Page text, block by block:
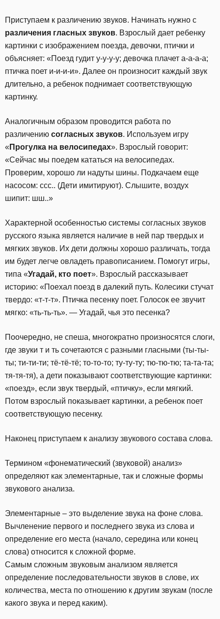
Приступаем к различению звуков. Начинать нужно с
различения гласных звуков. Взрослый дает ребенку
картинки с изображением поезда, девочки, птички и
объясняет: «Поезд гудит у-у-у-у; девочка плачет а-а-а-а;
птичка поет и-и-и-и». Далее он произносит каждый звук
длительно, а ребенок поднимает соответствующую
картинку.
Аналогичным образом проводится работа по
различению согласных звуков. Используем игру
« Прогулка на велосипедах». Взрослый говорит:
«Сейчас мы поедем кататься на велосипедах.
Проверим, хорошо ли надуты шины. Подкачаем еще
насосом: ссс.. (Дети имитируют). Слышите, воздух
шипит: шш..»
Характерной особенностью системы согласных звуков
русского языка является наличие в ней пар твердых и
мягких звуков. Их дети должны хорошо различать, тогда
им будет легче овладеть правописанием. Помогут игры,
типа «Угадай, кто поет». Взрослый рассказывает
историю: «Поехал поезд в далекий путь. Колесики стучат
твердо: «т-т-т». Птичка песенку поет. Голосок ее звучит
мягко: «ть-ть-ть». — Угадай, чья это песенка?
Поочередно, не спеша, многократно произносятся слоги,
где звуки т и ть сочетаются с разными гласными (ты-ты-
ты; ти-ти-ти; тё-тё-тё; то-то-то; ту-ту-ту; тю-тю-тю; та-та-та;
тя-тя-тя), а дети показывают соответствующие картинки:
«поезд», если звук твердый, «птичку», если мягкий.
Потом взрослый показывает картинки, а ребенок поет
соответствующую песенку.
Наконец приступаем к анализу звукового состава слова.
Термином «фонематический (звуковой) анализ»
определяют как элементарные, так и сложные формы
звукового анализа.
Элементарные – это выделение звука на фоне слова.
Вычленение первого и последнего звука из слова и
определение его места (начало, середина или конец
слова) относится к сложной форме.
Самым сложным звуковым анализом является
определение последовательности звуков в слове, их
количества, места по отношению к другим звукам (после
какого звука и перед каким).